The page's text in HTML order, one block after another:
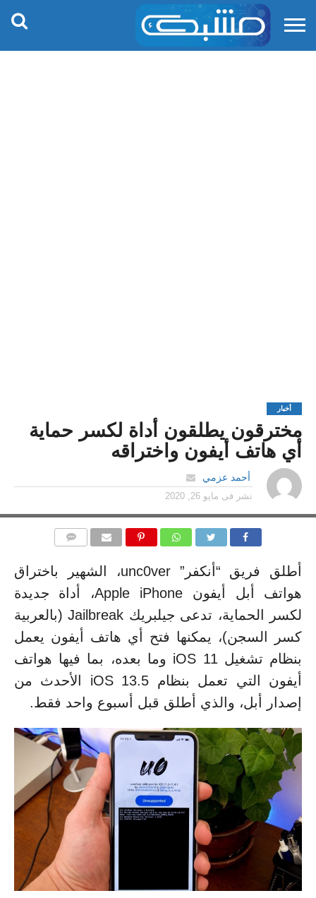
أخبار
مخترقون يطلقون أداة لكسر حماية
أي هاتف أيفون واختراقه
أحمد عزمي
نشر فى مايو 26, 2020
أطلق فريق “أنكفر” unc0ver، الشهير باختراق
هواتف أبل أيفون Apple iPhone، أداة جديدة
لكسر الحماية، تدعى جيلبريك Jailbreak (بالعربية
كسر السجن)، يمكنها فتح أي هاتف أيفون يعمل
بنظام تشغيل iOS 11 وما بعده، بما فيها هواتف
أيفون التي تعمل بنظام iOS 13.5 الأحدث من
إصدار أبل، والذي أطلق قبل أسبوع واحد فقط.